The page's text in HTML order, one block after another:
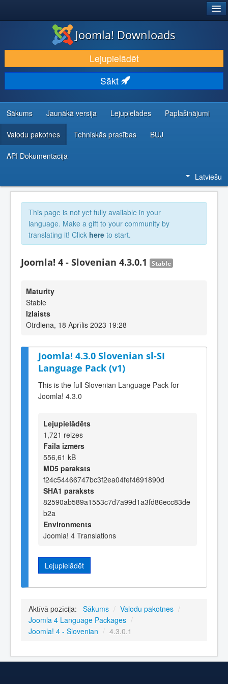
LEJUPIELĀDĒT UN PAPLAŠINĀT
ATKLĀJ UN IEMĀCIES
KOPIENA UN ATBALSTS
IZSTRĀDĀTĀJU RESURSI
Joomla! Downloads
Lejupielādēt
Sākt
Sākums Jaunākā versija Lejupielādes Paplašinājumi
Valodu pakotnes Tehniskās prasības BUJ
API Dokumentācija
Latviešu
This page is not yet fully available in your
language. Make a gift to your community by
translating it! Click here to start.
Joomla! 4 - Slovenian 4.3.0.1 Stable
Maturity
Stable
Izlaists
Otrdiena, 18 Aprīlis 2023 19:28
Joomla! 4.3.0 Slovenian sl-SI
Language Pack (v1)
This is the full Slovenian Language Pack for
Joomla! 4.3.0
Lejupielādēts
1,721 reizes
Faila izmērs
556,61 kB
MD5 paraksts
f24c54466747bc3f2ea04fef4691890d
SHA1 paraksts
82590ab589a1553c7d7a99d1a3fd86ecc83de
b2a
Environments
Joomla! 4 Translations
Lejupielādēt
Aktīvā pozīcija: Sākums / Valodu pakotnes /
Joomla 4 Language Packages /
Joomla! 4 - Slovenian / 4.3.0.1